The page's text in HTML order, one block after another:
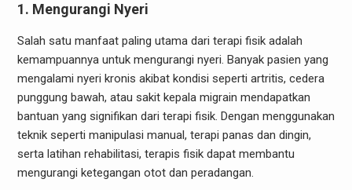
1. Mengurangi Nyeri
Salah satu manfaat paling utama dari terapi fisik adalah
kemampuannya untuk mengurangi nyeri. Banyak pasien yang
mengalami nyeri kronis akibat kondisi seperti artritis, cedera
punggung bawah, atau sakit kepala migrain mendapatkan
bantuan yang signifikan dari terapi fisik. Dengan menggunakan
teknik seperti manipulasi manual, terapi panas dan dingin,
serta latihan rehabilitasi, terapis fisik dapat membantu
mengurangi ketegangan otot dan peradangan.